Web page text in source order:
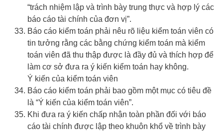
“trách nhiệm lập và trình bày trung thực và hợp lý các
báo cáo tài chính của đơn vị”.
Báo cáo kiểm toán phải nêu rõ liệu kiểm toán viên có
tin tưởng rằng các bằng chứng kiểm toán mà kiểm
toán viên đã thu thập được là đầy đủ và thích hợp để
làm cơ sở đưa ra ý kiến kiểm toán hay không.
Ý kiến của kiểm toán viên
Báo cáo kiểm toán phải bao gồm một mục có tiêu đề
là “Ý kiến của kiểm toán viên”.
Khi đưa ra ý kiến chấp nhận toàn phần đối với báo
cáo tài chính được lập theo khuôn khổ về trình bày